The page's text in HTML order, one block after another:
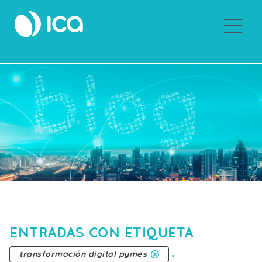
ENTRADAS CON ETIQUETA
transformación digital pymes .